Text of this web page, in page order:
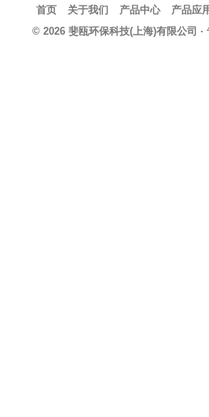
首页 关于我们 产品中心 产品应
© 2026斐瓯环保科技(上海)有限公司 ·